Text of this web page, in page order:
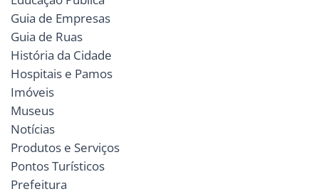
Guia de Empresas
Guia de Ruas
História da Cidade
Hospitais e Pamos
Imóveis
Museus
Notícias
Produtos e Serviços
Pontos Turísticos
Prefeitura